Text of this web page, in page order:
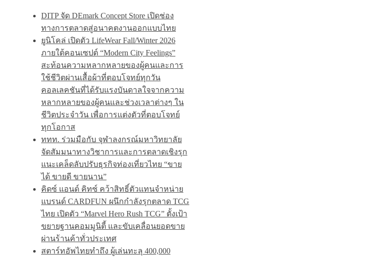
DITP จัด DEmark Concept Store เปิดช่อง
ทางการตลาดสู่อนาคตงานออกแบบไทย
ยูนิโคล่ เปิดตัว LifeWear Fall/Winter 2026
ภายใต้คอนเซปต์ “Modern City Feelings”
สะท้อนความหลากหลายของผู้คนและการ
ใช้ชีวิตผ่านเสื้อผ้าที่ตอบโจทย์ทุกวัน
คอลเลคชันที่ได้รับแรงบันดาลใจจากความ
หลากหลายของผู้คนและช่วงเวลาต่างๆ ใน
ชีวิตประจำวัน เพื่อการแต่งตัวที่ตอบโจทย์
ทุกโอกาส
ททท. ร่วมมือกับ จุฬาลงกรณ์มหาวิทยาลัย
จัดสัมมนาทางวิชาการและการตลาดเชิงรุก
แนะเคล็ดลับปรับธุรกิจท่องเที่ยวไทย “ขาย
ได้ ขายดี ขายนาน”
คิดซ์ แอนด์ คิทซ์ คว้าสิทธิ์ตัวแทนจำหน่าย
แบรนด์ CARDFUN ผนึกกำลังรุกตลาด TCG
ไทย เปิดตัว “Marvel Hero Rush TCG” ตั้งเป้า
ขยายฐานคอมมูนิตี้ และขับเคลื่อนยอดขาย
ผ่านร้านค้าทั่วประเทศ
สตาร์ทอัพไทยทำถึง ผู้เล่นทะลุ 400,000